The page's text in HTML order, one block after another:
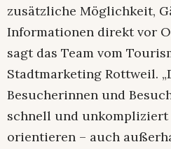
zusätzliche Möglichkeit,
Informationen direkt vor
sagt das Team vom
Stadtmarketing Rottweil.
Besucherinnen und
schnell und
orientieren – auch